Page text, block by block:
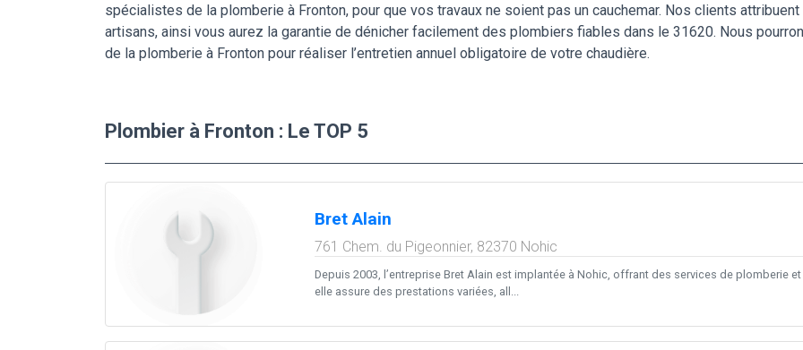
spécialistes de la plomberie à Fronton, pour que vos travaux ne soient pas un cauchemar. Nos clients
artisans, ainsi vous aurez la garantie de dénicher facilement des plombiers fiables dans le 31620. Nous
de la plomberie à Fronton pour réaliser l’entretien annuel obligatoire de votre chaudière.
Plombier à Fronton : Le TOP 5
Bret Alain
761 Chem. du Pigeonnier, 82370 Nohic
Depuis 2003, l’entreprise Bret Alain est implantée à Nohic, offrant des services de plomberie
elle assure des prestations variées, all...